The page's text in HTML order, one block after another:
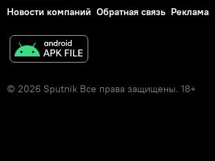
Новости компаний Обратная связь Реклама
© 2026 Sputnik Все права защищены. 18+